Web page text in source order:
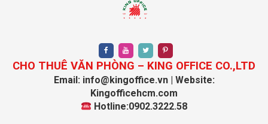
các tiện ích chung. Hình thức này phù hợp cho các doanh
nghiệp vừa và nhỏ, những công ty muốn có không gian
II. Đánh giá văn phòng Serviced Office
Quận Thủ Đức
CHO THUÊ VĂN PHÒNG – KING OFFICE CO.,LTD
Email: info@kingoffice.vn | Website:
Kingofficehcm.com
Hotline:0902.3222.58